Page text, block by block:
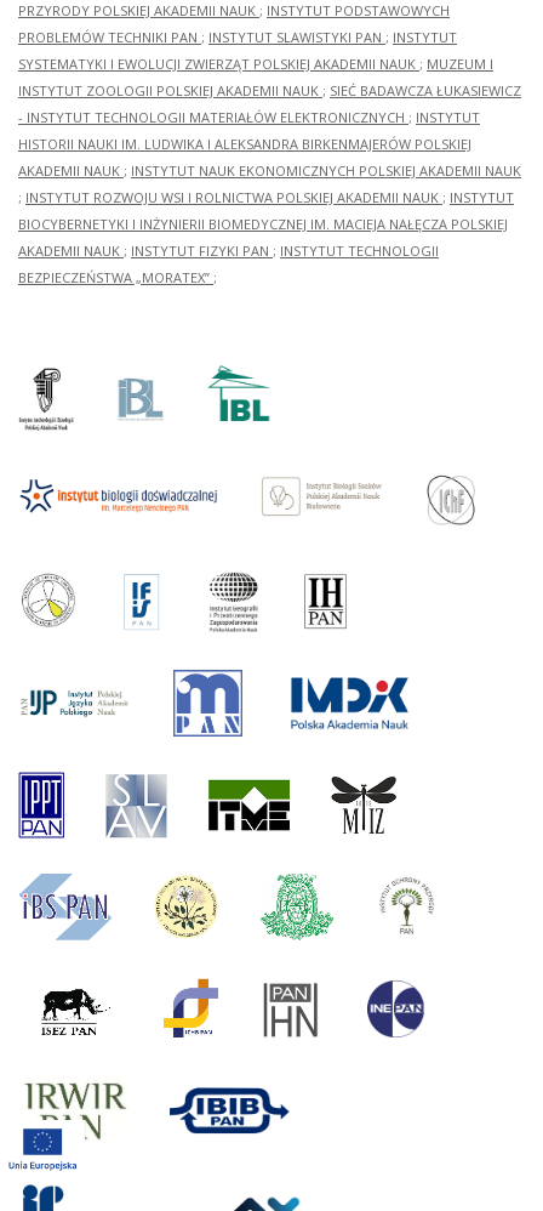
PRZYRODY POLSKIEJ AKADEMII NAUK ; INSTYTUT PODSTAWOWYCH
PROBLEMÓW TECHNIKI PAN ; INSTYTUT SLAWISTYKI PAN ; INSTYTUT
SYSTEMATYKI I EWOLUCJI ZWIERZĄT POLSKIEJ AKADEMII NAUK ; MUZEUM I
INSTYTUT ZOOLOGII POLSKIEJ AKADEMII NAUK ; SIEĆ BADAWCZA ŁUKASIEWICZ
- INSTYTUT TECHNOLOGII MATERIAŁÓW ELEKTRONICZNYCH ; INSTYTUT
HISTORII NAUKI IM. LUDWIKA I ALEKSANDRA BIRKENMAJERÓW POLSKIEJ
AKADEMII NAUK ; INSTYTUT NAUK EKONOMICZNYCH POLSKIEJ AKADEMII NAUK
; INSTYTUT ROZWOJU WSI I ROLNICTWA POLSKIEJ AKADEMII NAUK ; INSTYTUT
BIOCYBERNETYKI I INŻYNIERII BIOMEDYCZNEJ IM. MACIEJA NAŁĘCZA POLSKIEJ
AKADEMII NAUK ; INSTYTUT FIZYKI PAN ; INSTYTUT TECHNOLOGII
BEZPIECZEŃSTWA „MORATEX” ;